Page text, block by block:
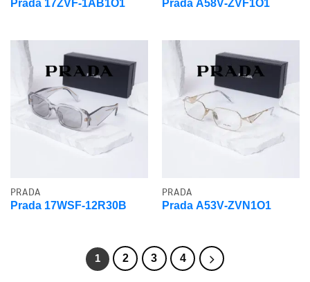
Prada 17ZVF-1AB1O1 Prada A58V-ZVF1O1
PRADA
Prada 17WSF-12R30B
PRADA
Prada A53V-ZVN1O1
1 2 3 4